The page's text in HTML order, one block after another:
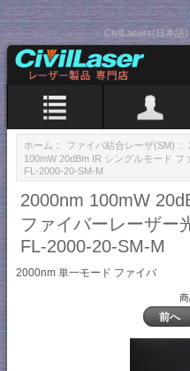
CivilLasers(日本語)
ホーム :: ファイバ結合レーザ(SM) ::
100mW 20dBm IR シングルモード
FL-2000-20-SM-M
2000nm 100mW
ファイバーレーザー
FL-2000-20-SM-M
2000nm 単一モード ファイバ
前へ